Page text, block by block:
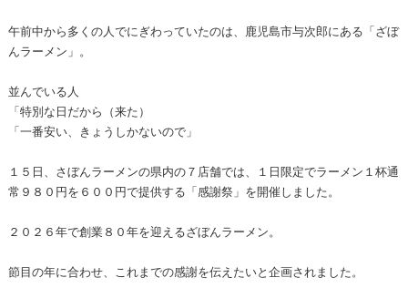
午前中から多くの人でにぎわっていたのは、鹿児島市与次郎にある「ざぼ
んラーメン」。
並んでいる人
「特別な日だから（来た）
「一番安い、きょうしかないので」
１５日、さぼんラーメンの県内の７店舗では、１日限定でラーメン１杯通
常９８０円を６００円で提供する「感謝祭」を開催しました。
２０２６年で創業８０年を迎えるざぼんラーメン。
節目の年に合わせ、これまでの感謝を伝えたいと企画されました。